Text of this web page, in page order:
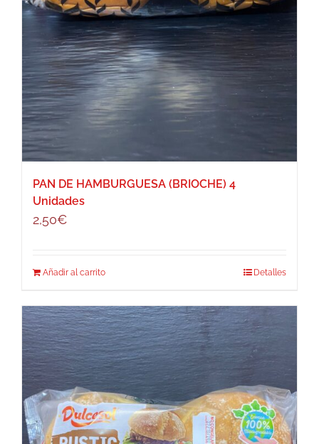
PAN DE HAMBURGUESA (BRIOCHE) 4
Unidades
2,50€
Añadir al carrito Detalles